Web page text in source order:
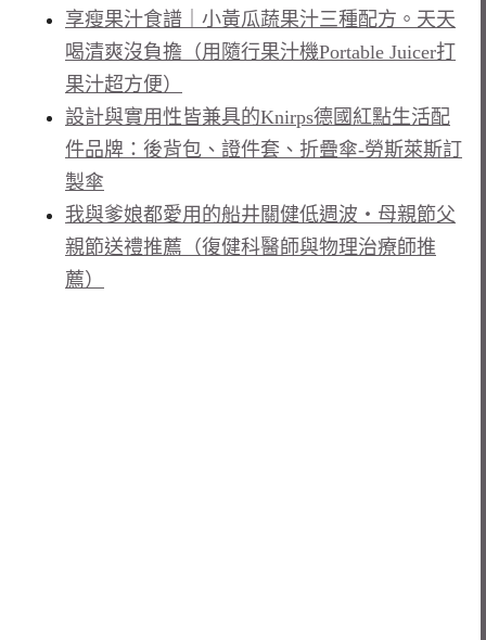
享瘦果汁食譜｜小黃瓜蔬果汁三種配方。天天
喝清爽沒負擔（用隨行果汁機Portable Juicer打
果汁超方便）
設計與實用性皆兼具的Knirps德國紅點生活配
件品牌：後背包、證件套、折疊傘-勞斯萊斯訂
製傘
我與爹娘都愛用的船井關健低週波・母親節父
親節送禮推薦（復健科醫師與物理治療師推
薦）